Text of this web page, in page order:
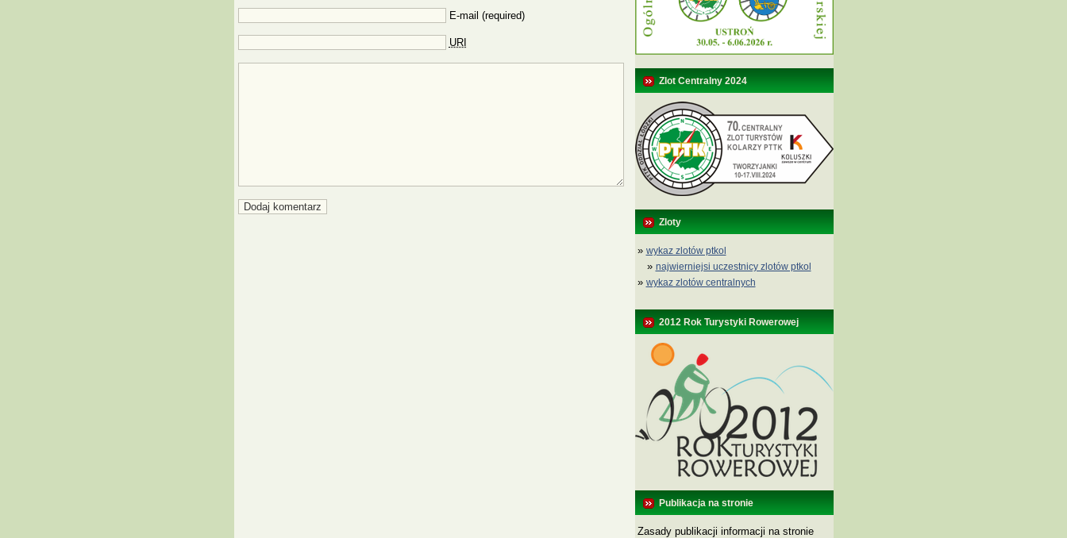
E-mail (required)
URI
Zlot Centralny 2024
Zloty
» wykaz zlotów ptkol
» najwierniejsi uczestnicy zlotów ptkol
» wykaz zlotów centralnych
2012 Rok Turystyki Rowerowej
Publikacja na stronie
Zasady publikacji informacji na stronie